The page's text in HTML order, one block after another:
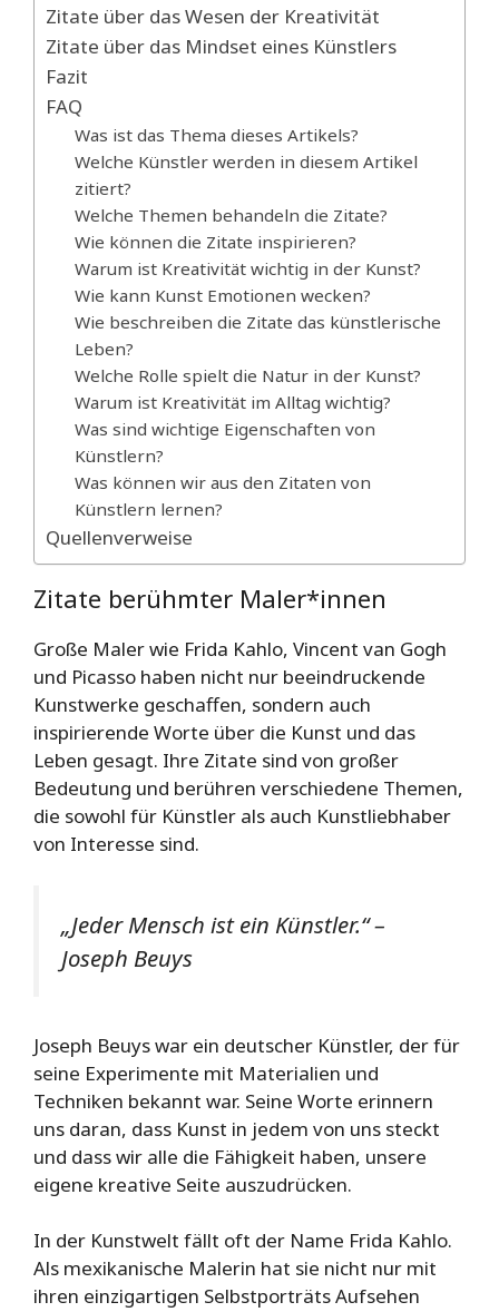
Zitate über das Wesen der Kreativität
Zitate über das Mindset eines Künstlers
Fazit
FAQ
Was ist das Thema dieses Artikels?
Welche Künstler werden in diesem Artikel
zitiert?
Welche Themen behandeln die Zitate?
Wie können die Zitate inspirieren?
Warum ist Kreativität wichtig in der Kunst?
Wie kann Kunst Emotionen wecken?
Wie beschreiben die Zitate das künstlerische
Leben?
Welche Rolle spielt die Natur in der Kunst?
Warum ist Kreativität im Alltag wichtig?
Was sind wichtige Eigenschaften von
Künstlern?
Was können wir aus den Zitaten von
Künstlern lernen?
Quellenverweise
Zitate berühmter Maler*innen
Große Maler wie Frida Kahlo, Vincent van Gogh
und Picasso haben nicht nur beeindruckende
Kunstwerke geschaffen, sondern auch
inspirierende Worte über die Kunst und das
Leben gesagt. Ihre Zitate sind von großer
Bedeutung und berühren verschiedene Themen,
die sowohl für Künstler als auch Kunstliebhaber
von Interesse sind.
„Jeder Mensch ist ein Künstler.“ –
Joseph Beuys
Joseph Beuys war ein deutscher Künstler, der für
seine Experimente mit Materialien und
Techniken bekannt war. Seine Worte erinnern
uns daran, dass Kunst in jedem von uns steckt
und dass wir alle die Fähigkeit haben, unsere
eigene kreative Seite auszudrücken.
In der Kunstwelt fällt oft der Name Frida Kahlo.
Als mexikanische Malerin hat sie nicht nur mit
ihren einzigartigen Selbstporträts Aufsehen